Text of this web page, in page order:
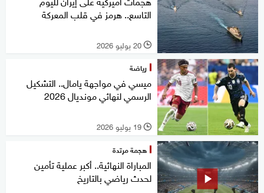
التاسع.. هرمز في قلب المعركة
l 20 يوليو 2026
رياضة
ميسي في مواجهة يامال.. التشكيل
الرسمي لنهائي مونديال 2026
l 19 يوليو 2026
هجمة مرتدة
المباراة النهائية.. أكبر عملية تأمين
لحدث رياضي بالتاريخ